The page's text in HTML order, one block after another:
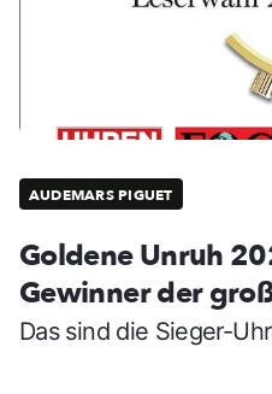
AUDEMARS PIGUET
Goldene Unruh
Gewinner der
Das sind die Sieger-